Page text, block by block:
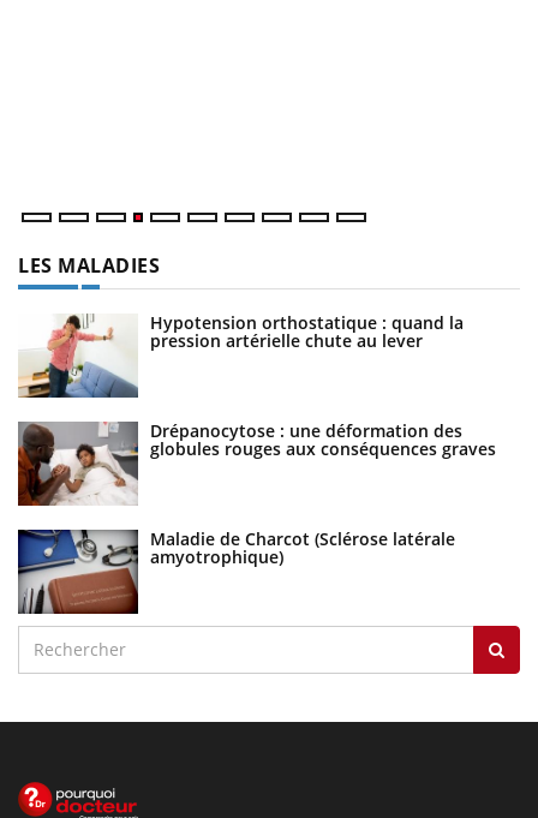
LES MALADIES
Hypotension orthostatique : quand la
pression artérielle chute au lever
Drépanocytose : une déformation des
globules rouges aux conséquences graves
Maladie de Charcot (Sclérose latérale
amyotrophique)